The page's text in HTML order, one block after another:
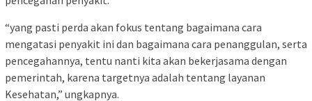
“yang pasti perda akan fokus tentang bagaimana cara
mengatasi penyakit ini dan bagaimana cara penanggulan, serta
pencegahannya, tentu nanti kita akan bekerjasama dengan
pemerintah, karena targetnya adalah tentang layanan
Kesehatan,” ungkapnya.